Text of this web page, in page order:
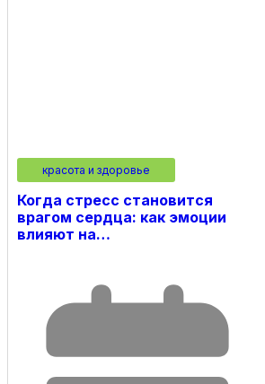
красота и здоровье
Когда стресс становится
врагом сердца: как эмоции
влияют на…